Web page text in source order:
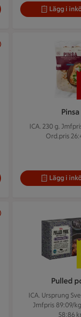
Lägg i
Pinsa
ICA. 230 g.
Ord.pris
Lägg i
Pulled
ICA. Ursprung
Jmfpris 89:09/
58:86